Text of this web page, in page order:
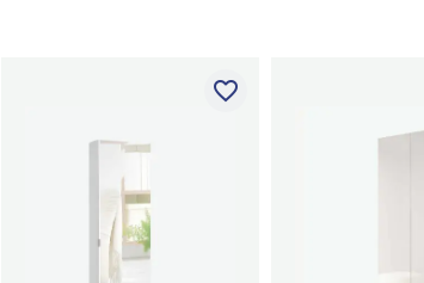
favorite_border